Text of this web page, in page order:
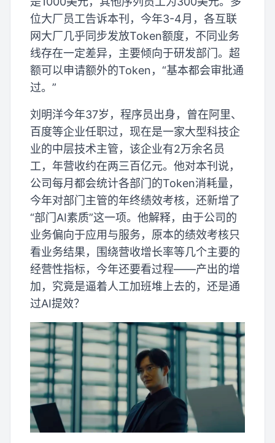
位大厂员工告诉本刊，今年3-4月，各互联
网大厂几乎同步发放Token额度，不同业务
线存在一定差异，主要倾向于研发部门。超
额可以申请额外的Token，“基本都会审批通
过。”
刘明洋今年37岁，程序员出身，曾在阿里、
百度等企业任职过，现在是一家大型科技企
业的中层技术主管，该企业有2万余名员
工，年营收约在两三百亿元。他对本刊说，
公司每月都会统计各部门的Token消耗量，
今年对部门主管的年终绩效考核，还新增了
“部门AI素质”这一项。他解释，由于公司的
业务偏向于应用与服务，原本的绩效考核只
看业务结果，围绕营收增长率等几个主要的
经营性指标，今年还要看过程——产出的增
加，究竟是逼着人工加班堆上去的，还是通
过AI提效？